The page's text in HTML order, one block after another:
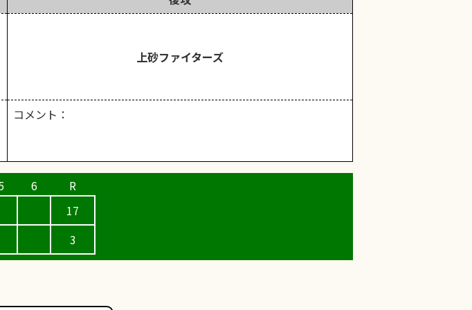
上砂ファイターズ
コメント：
17
3